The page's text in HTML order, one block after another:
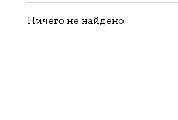
Ничего не найдено